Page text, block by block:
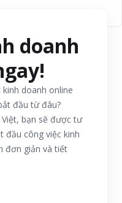
doanh
doanh online
đầu từ đâu?
Việt, bạn sẽ được tư
đầu công việc kinh
đơn giản và tiết